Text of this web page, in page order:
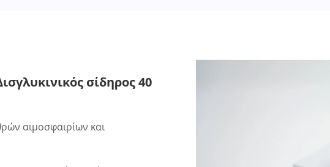
σίδηρος 40
αιμοσφαιρίων και